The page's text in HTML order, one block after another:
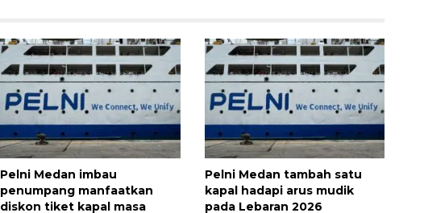
Pelni Medan imbau
penumpang manfaatkan
diskon tiket kapal masa
Pelni Medan tambah satu
kapal hadapi arus mudik
pada Lebaran 2026
Waspadai penyakit saat
musim kemarau
2026-08-05 12:00:00